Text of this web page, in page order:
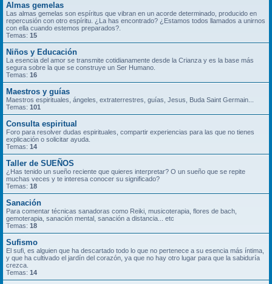
Almas gemelas
Las almas gemelas son espíritus que vibran en un acorde determinado, producido en
repercusión con otro espíritu. ¿La has encontrado? ¿Estamos todos llamados a unirnos
con ella cuando estemos preparados?.
Temas: 15
Niños y Educación
La esencia del amor se transmite cotidianamente desde la Crianza y es la base más
segura sobre la que se construye un Ser Humano.
Temas: 16
Maestros y guías
Maestros espirituales, ángeles, extraterrestres, guías, Jesus, Buda Saint Germain...
Temas: 101
Consulta espiritual
Foro para resolver dudas espirituales, compartir experiencias para las que no tienes
explicación o solicitar ayuda.
Temas: 14
Taller de SUEÑOS
¿Has tenido un sueño reciente que quieres interpretar? O un sueño que se repite
muchas veces y te interesa conocer su significado?
Temas: 18
Sanación
Para comentar técnicas sanadoras como Reiki, musicoterapia, flores de bach,
gemoterapia, sanación mental, sanación a distancia... etc
Temas: 18
Sufismo
El sufi, es alguien que ha descartado todo lo que no pertenece a su esencia más íntima,
y que ha cultivado el jardín del corazón, ya que no hay otro lugar para que la sabiduría
crezca.
Temas: 14